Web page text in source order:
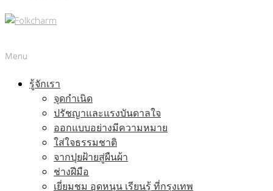
Menu
รู้จักเรา
จุดกำเนิด
ปรัชญาและแรงบันดาลใจ
ออกแบบอย่างมีความหมาย
ใส่ใจธรรมชาติ
จากปุยฝ้ายสู่ผืนผ้า
ช่างฝีมือ
เยี่ยมชม อุดหนุน เรียนรู้ ที่กรุงเทพ